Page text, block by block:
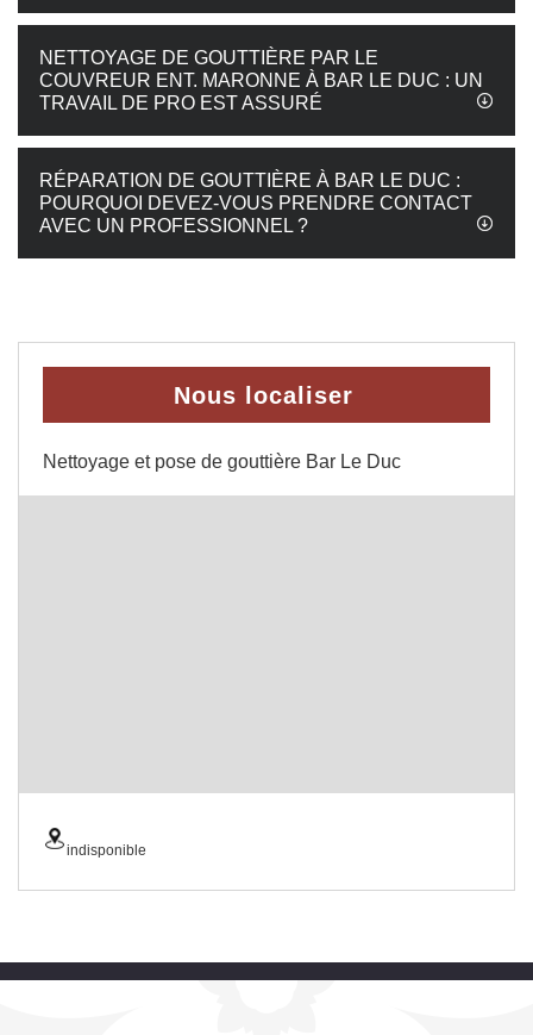
NETTOYAGE DE GOUTTIÈRE PAR LE
COUVREUR ENT. MARONNE À BAR LE DUC : UN
TRAVAIL DE PRO EST ASSURÉ
RÉPARATION DE GOUTTIÈRE À BAR LE DUC :
POURQUOI DEVEZ-VOUS PRENDRE CONTACT
AVEC UN PROFESSIONNEL ?
Nous localiser
Nettoyage et pose de gouttière Bar Le Duc
indisponible